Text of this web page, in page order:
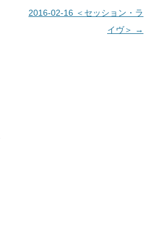
2016-02-16 ＜セッション・ラ
イヴ＞ →